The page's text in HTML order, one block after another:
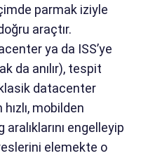
parmak iziyle
araçtır.
ya da ISS’ye
da anılır), tespit
datacenter
mobilden
engelleyip
elemekte o